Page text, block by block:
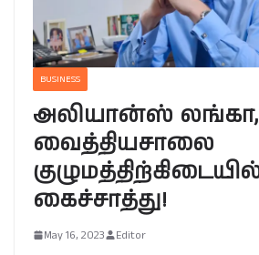
BUSINESS
அலியான்ஸ்
வைத்தியசாலை
கைச்சாத்து!
May 16, 2023 Editor